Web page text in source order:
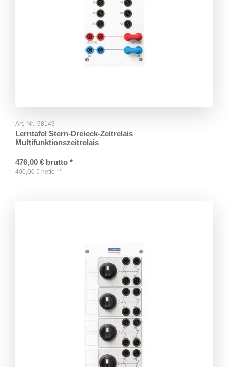
Art.-Nr.: 98149
Lerntafel Stern-Dreieck-Zeitrelais
Multifunktionszeitrelais
476,00 € brutto *
400,00 € netto **